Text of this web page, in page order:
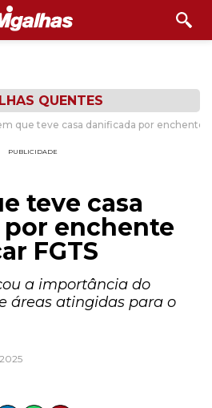
QUENTES
que teve casa danificada por enchente
PUBLICIDADE
teve casa
enchente
FGTS
a importância do
áreas atingidas para o